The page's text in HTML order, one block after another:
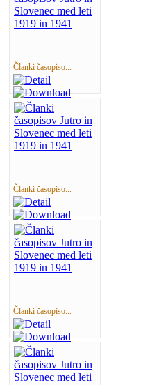
Članki časopiso...
Članki časopiso...
Članki časopiso...